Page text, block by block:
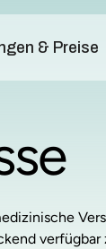
& Preise
verfügbar